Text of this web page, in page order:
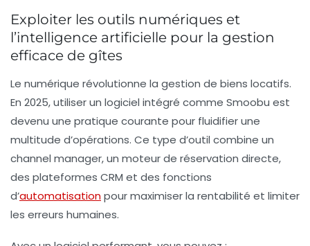
Exploiter les outils numériques et
l’intelligence artificielle pour la gestion
efficace de gîtes
Le numérique révolutionne la gestion de biens locatifs.
En 2025, utiliser un logiciel intégré comme Smoobu est
devenu une pratique courante pour fluidifier une
multitude d’opérations. Ce type d’outil combine un
channel manager, un moteur de réservation directe,
des plateformes CRM et des fonctions
d’automatisationpour maximiser la rentabilité et limiter
les erreurs humaines.